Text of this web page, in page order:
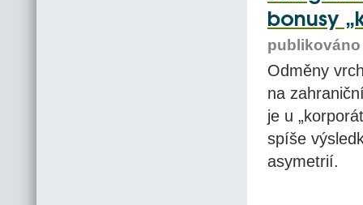
bonusy
publikováno
Odměny
na
je u
spíše
asymetrií.